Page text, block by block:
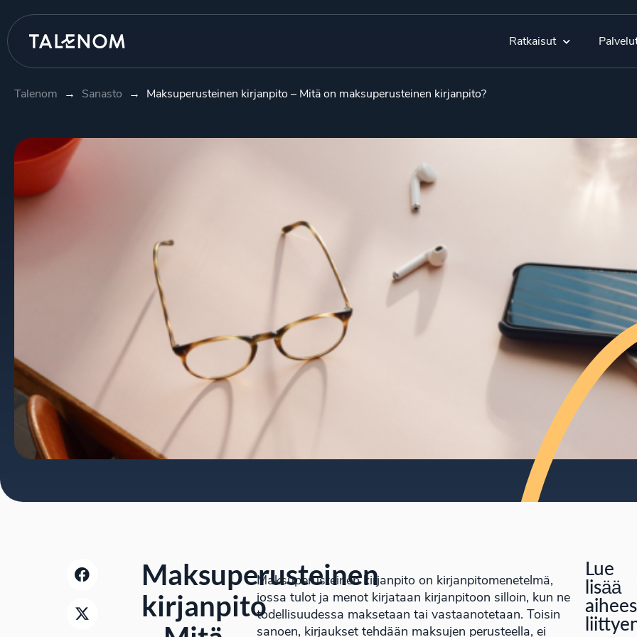
Ratkaisut
Talenom → Sanasto → Maksuperusteinen kirjanpito – Mitä on maksuperusteinen kirjanpito?
Maksuperusteinen
kirjanpito
Maksuperusteinen kirjanpito on kirjanpitomenetelmä,
jossa tulot ja menot kirjataan kirjanpitoon silloin, kun ne
todellisuudessa maksetaan tai vastaanotetaan. Toisin
sanoen, kirjaukset tehdään maksujen perusteella, ei
Lue
lisää